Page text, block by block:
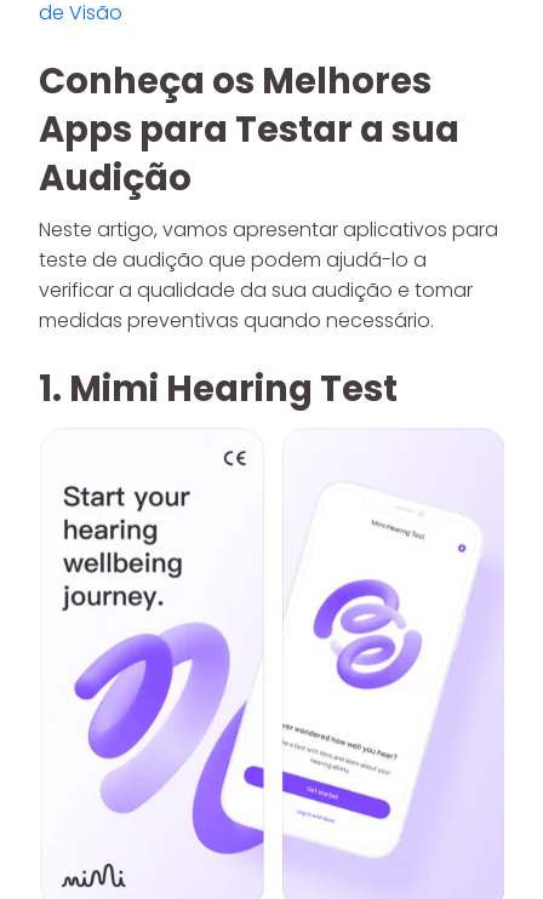
de Visão
Conheça os Melhores
Apps para Testar a sua
Audição
Neste artigo, vamos apresentar aplicativos para
teste de audição que podem ajudá-lo a
verificar a qualidade da sua audição e tomar
medidas preventivas quando necessário.
1. Mimi Hearing Test